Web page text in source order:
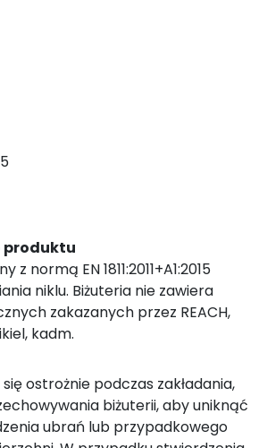
produktu
normą EN 1811:2011+A1:2015
niklu. Biżuteria nie zawiera
zakazanych przez REACH,
kadm.
ostrożnie podczas zakładania,
biżuterii, aby uniknąć
ubrań lub przypadkowego